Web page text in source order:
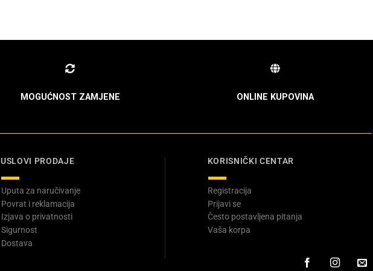
MOGUĆNOST ZAMJENE ONLINE KUPOVINA
USLOVI PRODAJE
Uputa za naručivanje
Povrat i reklamacija
Izjava o privatnosti
Sigurnost
Dostava
KORISNIČKI CENTAR
Registracija
Prijavi se
Često postavljena pitanja
Vaša korpa